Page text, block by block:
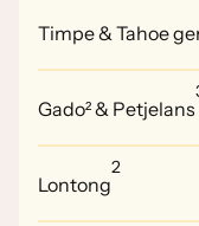
Timpe & Tahoe
Gado² & Petjelans
Lontong
2